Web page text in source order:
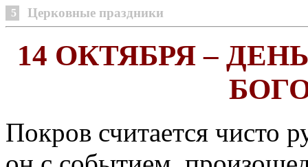
5 Церковные праздники
14 ОКТЯБРЯ –
Покров считается чисто